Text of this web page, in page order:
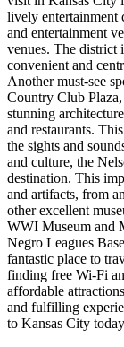
lively entertainment
and entertainment
venues. The district
convenient and
Another must-see
Country Club
stunning
and restaurants.
the sights and
and culture, the
destination. This
and artifacts, from
other excellent
WWI Museum and
Negro Leagues
fantastic place to
finding free Wi-Fi
affordable
and fulfilling
to Kansas City